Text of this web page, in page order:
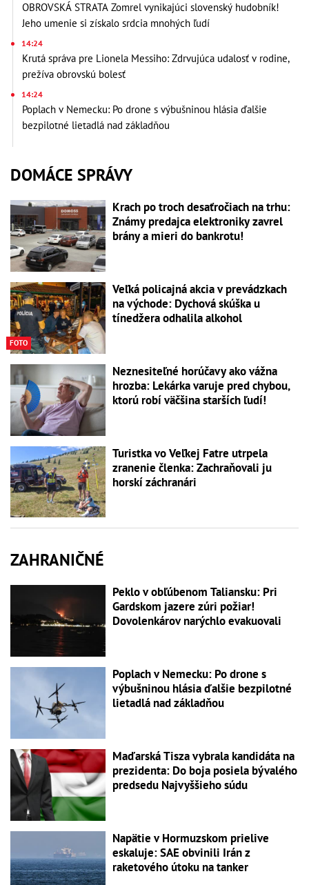
OBROVSKÁ STRATA Zomrel vynikajúci slovenský hudobník!
Jeho umenie si získalo srdcia mnohých ľudí
14:24
Krutá správa pre Lionela Messiho: Zdrvujúca udalosť v rodine,
prežíva obrovskú bolesť
14:24
Poplach v Nemecku: Po drone s výbušninou hlásia ďalšie
bezpilotné lietadlá nad základňou
DOMÁCE SPRÁVY
Krach po troch desaťročiach na trhu:
Známy predajca elektroniky zavrel
brány a mieri do bankrotu!
FOTO
Veľká policajná akcia v prevádzkach
na východe: Dychová skúška u
tínedžera odhalila alkohol
Neznesiteľné horúčavy ako vážna
hrozba: Lekárka varuje pred chybou,
ktorú robí väčšina starších ľudí!
Turistka vo Veľkej Fatre utrpela
zranenie členka: Zachraňovali ju
horskí záchranári
ZAHRANIČNÉ
Peklo v obľúbenom Taliansku: Pri
Gardskom jazere zúri požiar!
Dovolenkárov narýchlo evakuovali
Poplach v Nemecku: Po drone s
výbušninou hlásia ďalšie bezpilotné
lietadlá nad základňou
Maďarská Tisza vybrala kandidáta na
prezidenta: Do boja posiela bývalého
predsedu Najvyššieho súdu
Napätie v Hormuzskom prielive
eskaluje: SAE obvinili Irán z
raketového útoku na tanker